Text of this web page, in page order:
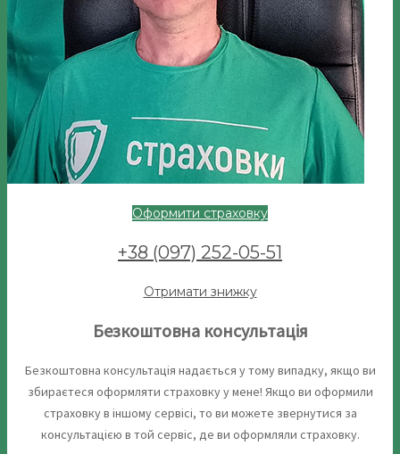
Оформити страховку
+38 (097) 252-05-51
Отримати знижку
Безкоштовна консультація
Безкоштовна консультація надається у тому випадку, якщо ви
збираєтеся оформляти страховку у мене! Якщо ви оформили
страховку в іншому сервісі, то ви можете звернутися за
консультацією в той сервіс, де ви оформляли страховку.